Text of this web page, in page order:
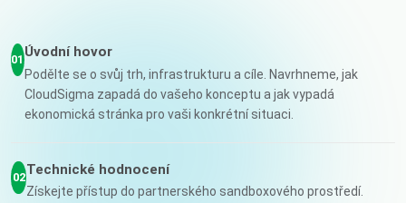
01Úvodní hovor
Podělte se o svůj trh, infrastrukturu a cíle. Navrhneme, jak
CloudSigma zapadá do vašeho konceptu a jak vypadá
ekonomická stránka pro vaši konkrétní situaci.
02Technické hodnocení
Získejte přístup do partnerského sandboxového prostředí.